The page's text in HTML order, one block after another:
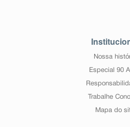
Nossa
Especial 90
Trabalhe
Mapa do